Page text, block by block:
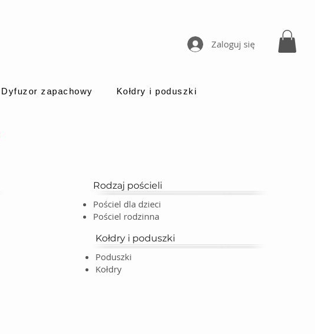
Zaloguj się
Dyfuzor zapachowy Kołdry i poduszki
Rodzaj pościeli
Pościel dla dzieci
Pościel rodzinna
Kołdry i poduszki
Poduszki
Kołdry